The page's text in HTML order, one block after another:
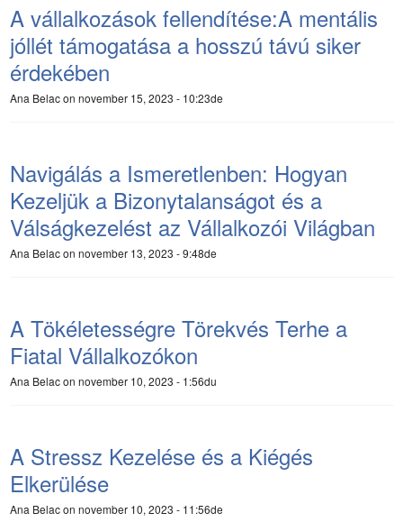
A vállalkozások fellendítése:A mentális
jóllét támogatása a hosszú távú siker
érdekében
Ana Belacon november 15, 2023 - 10:23de
Navigálás a Ismeretlenben: Hogyan
Kezeljük a Bizonytalanságot és a
Válságkezelést az Vállalkozói Világban
Ana Belacon november 13, 2023 - 9:48de
A Tökéletességre Törekvés Terhe a
Fiatal Vállalkozókon
Ana Belacon november 10, 2023 - 1:56du
A Stressz Kezelése és a Kiégés
Elkerülése
Ana Belacon november 10, 2023 - 11:56de